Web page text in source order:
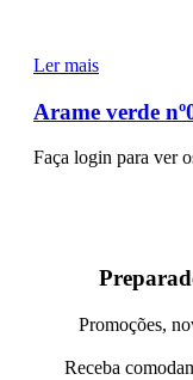
Ler mais
Arame verde
Faça login para ver
Promoções,
Receba